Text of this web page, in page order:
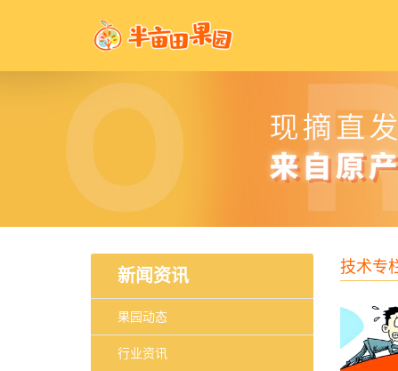
技术专
新闻资讯
果园动态
行业资讯